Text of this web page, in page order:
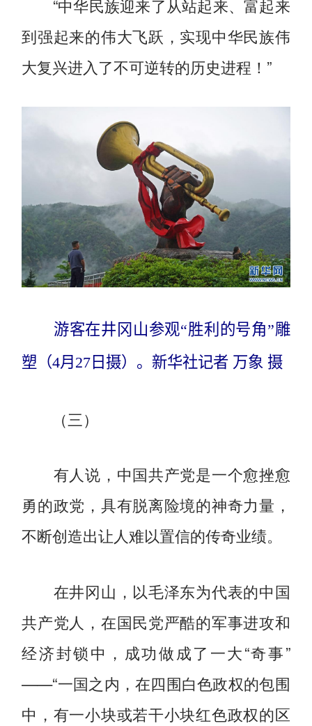
“中华民族迎来了从站起来、富起来
到强起来的伟大飞跃，实现中华民族伟
大复兴进入了不可逆转的历史进程！”
游客在井冈山参观“胜利的号角”雕
塑（4月27日摄）。新华社记者 万象 摄
（三）
有人说，中国共产党是一个愈挫愈
勇的政党，具有脱离险境的神奇力量，
不断创造出让人难以置信的传奇业绩。
在井冈山，以毛泽东为代表的中国
共产党人，在国民党严酷的军事进攻和
经济封锁中，成功做成了一大“奇事”
——“一国之内，在四围白色政权的包围
中，有一小块或若干小块红色政权的区